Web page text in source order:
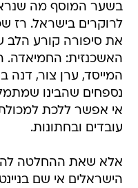
בשער המוסף מה
לרוקרים בישראל. רז
את סיפורה קורע הלב
האשכנזית: החמיאדה.
המייסד, ערן צור, דנה
אי אפשר ללכת למכולת
עובדים ובחתונות.
אלא שאת ההחלטה
הישראלים אי שם